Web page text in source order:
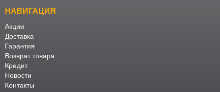
НАВИГАЦИЯ
Акции
Доставка
Гарантия
Возврат товара
Кредит
Новости
Контакты